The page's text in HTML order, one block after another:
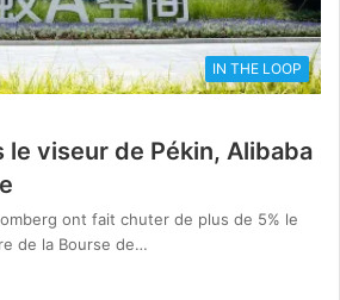
IN THE LOOP
le viseur de Pékin, Alibaba
ont fait chuter de plus de 5% le
de la Bourse de…